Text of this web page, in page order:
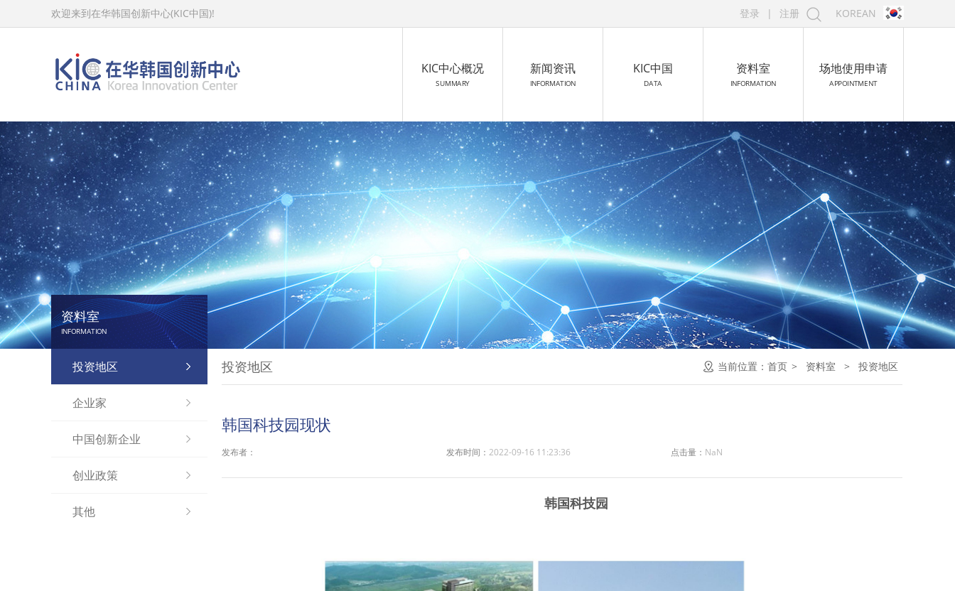
欢迎来到在华韩国创新中心(KIC中国)! 登录 | 注册 KOREAN
KIC中心概况
SUMMARY
新闻资讯
INFORMATION
KIC中国
DATA
资料室
INFORMATION
场地使用申请
APPOINTMENT
资料室
INFORMATION
投资地区
企业家
中国创新企业
创业政策
其他
投资地区 当前位置： 首页 > 资料室 > 投资地区
韩国科技园现状
发布者： 发布时间： 2022-09-16 11:23:36 点击量： NaN
韩国科技园